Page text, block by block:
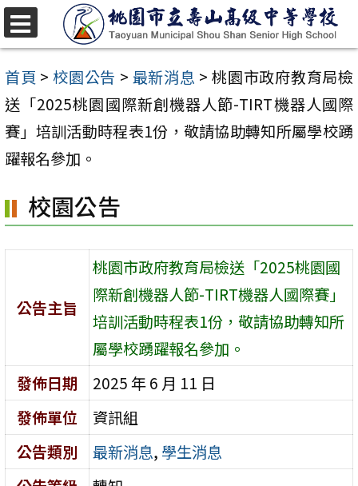
跳
至
主
要
內
容
首頁 > 校園公告 > 最新消息 > 桃園市政府教育局檢
送「2025桃園國際新創機器人節-TIRT機器人國際
賽」培訓活動時程表1份，敬請協助轉知所屬學校踴
躍報名參加。
校園公告
公告主旨
桃園市政府教育局檢送「2025桃園國
際新創機器人節-TIRT機器人國際賽」
培訓活動時程表1份，敬請協助轉知所
屬學校踴躍報名參加。
發佈日期
2025 年 6 月 11 日
發佈單位
資訊組
公告類別
最新消息, 學生消息
選
單